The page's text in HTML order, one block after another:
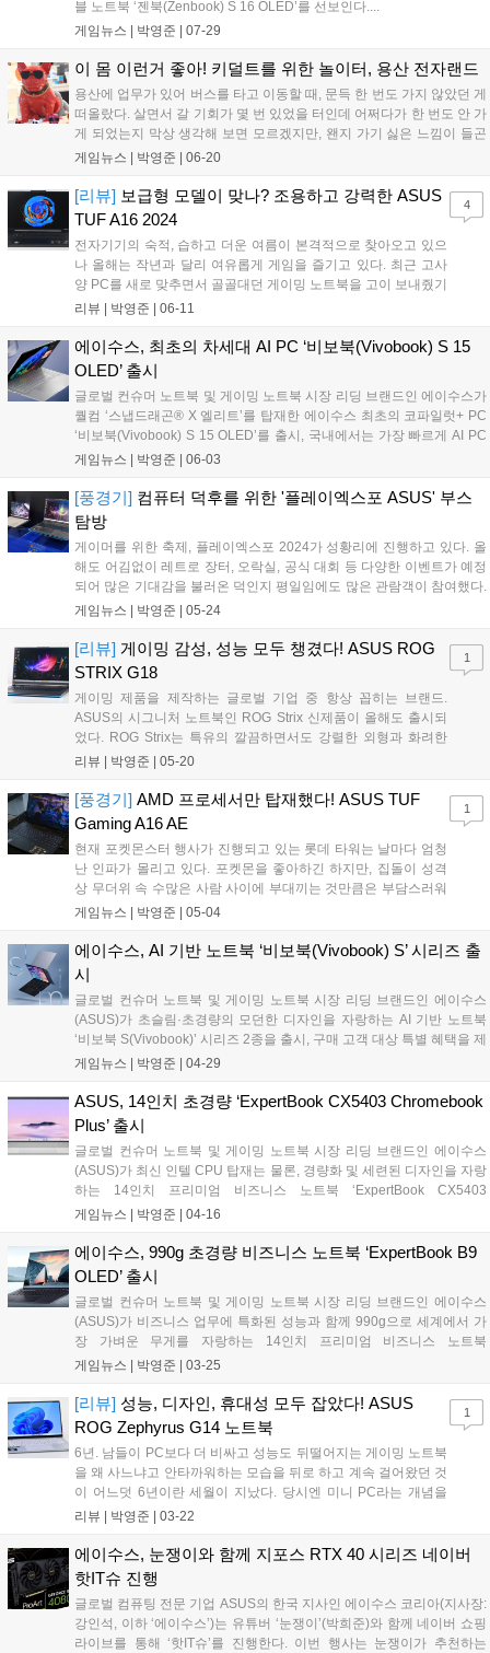
블 노트북 ‘젠북(Zenbook) S 16 OLED’를 선보인다....
게임뉴스 | 박영준 07-29
이 몸 이런거 좋아! 키덜트를 위한 놀이터, 용산 전자랜드
용산에 업무가 있어 버스를 타고 이동할 때, 문득 한 번도 가지 않았던 게
떠올랐다. 살면서 갈 기회가 몇 번 있었을 터인데 어쩌다가 한 번도 안 가
게 되었는지 막상 생각해 보면 모르겠지만, 왠지 가기 싫은 느낌이 들곤
했다. 아무래도 인터넷이나 주변을 통해 용던(용산 던전)에 대한 괴담을
게임뉴스 | 박영준 06-20
[리뷰] 보급형 모델이 맞나? 조용하고 강력한 ASUS
TUF A16 2024
전자기기의 숙적, 습하고 더운 여름이 본격적으로 찾아오고 있으
나 올해는 작년과 달리 여유롭게 게임을 즐기고 있다. 최근 고사
양 PC를 새로 맞추면서 골골대던 게이밍 노트북을 고이 보내줬기
때문이다. 2년 전 이맘때쯤 구매한 녀석이니 2년 동안 사용한 것
든하게 사용했던 녀석이다....
리뷰 | 박영준 06-11
4
에이수스, 최초의 차세대 AI PC ‘비보북(Vivobook) S 15
OLED’ 출시
글로벌 컨슈머 노트북 및 게이밍 노트북 시장 리딩 브랜드인 에이수스가
퀄컴 ‘스냅드래곤® X 엘리트’를 탑재한 에이수스 최초의 코파일럿+ PC
‘비보북(Vivobook) S 15 OLED’를 출시, 국내에서는 가장 빠르게 AI PC
정식 판매를 시작한다. 비보북 S 15 OLED는 퀄컴 AI PC 전용 프로세서
게임뉴스 | 박영준 06-03
[풍경기] 컴퓨터 덕후를 위한 '플레이엑스포 ASUS' 부스
탐방
게이머를 위한 축제, 플레이엑스포 2024가 성황리에 진행하고 있다. 올
해도 어김없이 레트로 장터, 오락실, 공식 대회 등 다양한 이벤트가 예정
되어 많은 기대감을 불러온 덕인지 평일임에도 많은 관람객이 참여했다.
게이머를 위한 축제라고 한 만큼, 게임뿐만 아니라 게이밍에 특화된 하
게임뉴스 | 박영준 05-24
[리뷰] 게이밍 감성, 성능 모두 챙겼다! ASUS ROG
STRIX G18
게이밍 제품을 제작하는 글로벌 기업 중 항상 꼽히는 브랜드.
ASUS의 시그니처 노트북인 ROG Strix 신제품이 올해도 출시되
었다. ROG Strix는 특유의 깔끔하면서도 강렬한 외형과 화려한
RGB가 탑재된 것이 특징인 제품이다. 물론 외형뿐만 아니라 성능
리뷰 | 박영준 05-20
1
[풍경기] AMD 프로세서만 탑재했다! ASUS TUF
Gaming A16 AE
현재 포켓몬스터 행사가 진행되고 있는 롯데 타워는 날마다 엄청
난 인파가 몰리고 있다. 포켓몬을 좋아하긴 하지만, 집돌이 성격
상 무더위 속 수많은 사람 사이에 부대끼는 것만큼은 부담스러워
포기했었다. 그런데 롯데 타워에 있는 하이마트에서 단 하루,
를 진행한다는 연락을 받았다....
게임뉴스 | 박영준 05-04
1
에이수스, AI 기반 노트북 ‘비보북(Vivobook) S’ 시리즈 출
시
글로벌 컨슈머 노트북 및 게이밍 노트북 시장 리딩 브랜드인 에이수스
(ASUS)가 초슬림·초경량의 모던한 디자인을 자랑하는 AI 기반 노트북
‘비보북 S(Vivobook)’ 시리즈 2종을 출시, 구매 고객 대상 특별 혜택을 제
공하는 프로모션을 진행한다....
게임뉴스 | 박영준 04-29
ASUS, 14인치 초경량 ‘ExpertBook CX5403 Chromebook
Plus’ 출시
글로벌 컨슈머 노트북 및 게이밍 노트북 시장 리딩 브랜드인 에이수스
(ASUS)가 최신 인텔 CPU 탑재는 물론, 경량화 및 세련된 디자인을 자랑
하는 14인치 프리미엄 비즈니스 노트북 ‘ExpertBook CX5403
Chromebook Plus‘를 선보인다....
게임뉴스 | 박영준 04-16
에이수스, 990g 초경량 비즈니스 노트북 ‘ExpertBook B9
OLED’ 출시
글로벌 컨슈머 노트북 및 게이밍 노트북 시장 리딩 브랜드인 에이수스
(ASUS)가 비즈니스 업무에 특화된 성능과 함께 990g으로 세계에서 가
장 가벼운 무게를 자랑하는 14인치 프리미엄 비즈니스 노트북
‘ExpertBook B9 OLED’를 출시했다....
게임뉴스 | 박영준 03-25
[리뷰] 성능, 디자인, 휴대성 모두 잡았다! ASUS
ROG Zephyrus G14 노트북
6년. 남들이 PC보다 더 비싸고 성능도 뒤떨어지는 게이밍 노트북
을 왜 사느냐고 안타까워하는 모습을 뒤로 하고 계속 걸어왔던 것
이 어느덧 6년이란 세월이 지났다. 당시엔 미니 PC라는 개념을
몰랐거니와, 근무지가 자주 바뀌는 직장을 다녔기에 PC에 비해
다....
리뷰 | 박영준 03-22
1
에이수스, 눈쟁이와 함께 지포스 RTX 40 시리즈 네이버
핫IT슈 진행
글로벌 컴퓨팅 전문 기업 ASUS의 한국 지사인 에이수스 코리아(지사장:
강인석, 이하 ‘에이수스’)는 유튜버 ‘눈쟁이’(박희준)와 함께 네이버 쇼핑
라이브를 통해 ‘핫IT슈’를 진행한다. 이번 행사는 눈쟁이가 추천하는